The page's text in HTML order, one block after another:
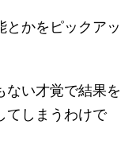
とかをピックアッ
ない才覚で結果を
てしまうわけで